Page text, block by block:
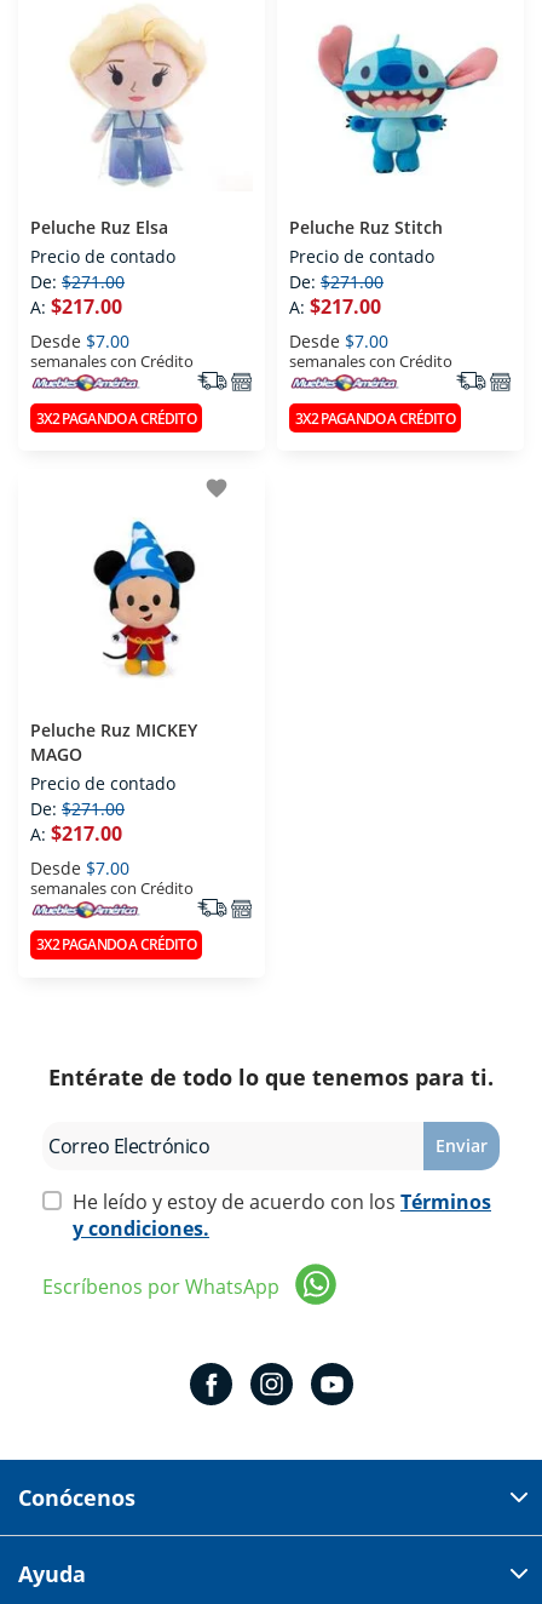
Peluche Ruz Elsa
Precio de contado
De: $271.00
A: $217.00
Desde $7.00
semanales con Crédito
3X2 PAGANDO A CRÉDITO
Peluche Ruz Stitch
Precio de contado
De: $271.00
A: $217.00
Desde $7.00
semanales con Crédito
3X2 PAGANDO A CRÉDITO
favorite
Peluche Ruz MICKEY
MAGO
Precio de contado
De: $271.00
A: $217.00
Desde $7.00
semanales con Crédito
3X2 PAGANDO A CRÉDITO
Entérate de todo lo que tenemos para ti.
Enviar
He leído y estoy de acuerdo con los Términos
y condiciones.
Escríbenos por WhatsApp
Conócenos
Av 18 de marzo # 309. Colonia la Nogalera.
Ayuda